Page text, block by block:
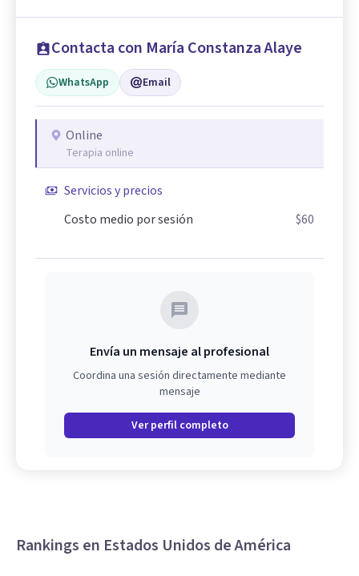
Contacta con María Constanza Alaye
WhatsApp Email
Online
Terapia online
Servicios y precios
Costo medio por sesión
$60
Envía un mensaje al profesional
Coordina una sesión directamente mediante
mensaje
Ver perfil completo
Rankings en Estados Unidos de América